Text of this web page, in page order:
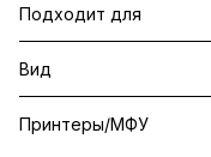
Подходит для
Вид
Принтеры/МФУ